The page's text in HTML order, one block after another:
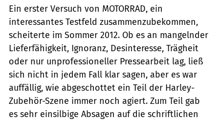
Ein erster Versuch von MOTORRAD, ein
interessantes Testfeld zusammenzubekommen,
scheiterte im Sommer 2012. Ob es an mangelnder
Lieferfähigkeit, Ignoranz, Desinteresse, Trägheit
oder nur unprofessioneller Pressearbeit lag, ließ
sich nicht in jedem Fall klar sagen, aber es war
auffällig, wie abgeschottet ein Teil der Harley-
Zubehör-Szene immer noch agiert. Zum Teil gab
es sehr einsilbige Absagen auf die schriftlichen